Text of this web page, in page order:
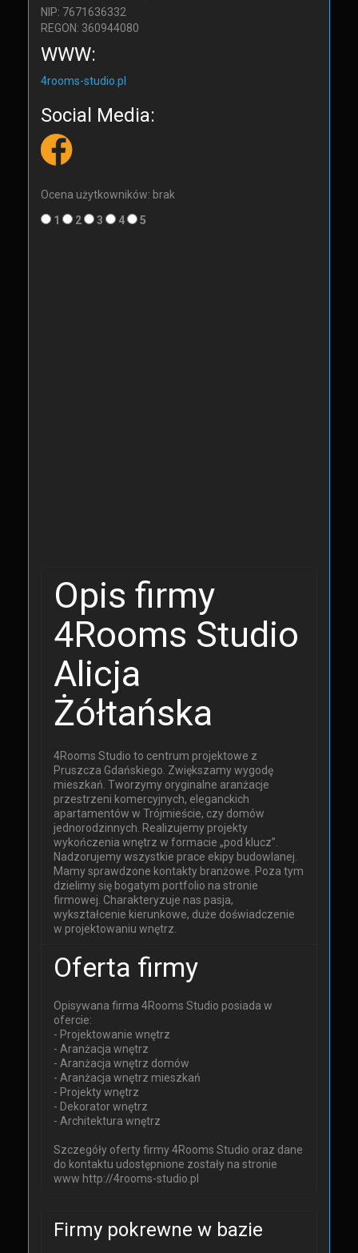
NIP: 7671636332
REGON: 360944080
WWW:
4rooms-studio.pl
Social Media:
Ocena użytkowników: brak
1
2 3 4 5
Opis firmy
4Rooms Studio
Alicja
Żółtańska
4Rooms Studio to centrum projektowe z
Pruszcza Gdańskiego. Zwiększamy wygodę
mieszkań. Tworzymy oryginalne aranżacje
przestrzeni komercyjnych, eleganckich
apartamentów w Trójmieście, czy domów
jednorodzinnych. Realizujemy projekty
wykończenia wnętrz w formacie „pod klucz”.
Nadzorujemy wszystkie prace ekipy budowlanej.
Mamy sprawdzone kontakty branżowe. Poza tym
dzielimy się bogatym portfolio na stronie
firmowej. Charakteryzuje nas pasja,
wykształcenie kierunkowe, duże doświadczenie
w projektowaniu wnętrz.
Oferta firmy
Opisywana firma 4Rooms Studio posiada w
ofercie:
- Projektowanie wnętrz
- Aranżacja wnętrz
- Aranżacja wnętrz domów
- Aranżacja wnętrz mieszkań
- Projekty wnętrz
- Dekorator wnętrz
- Architektura wnętrz
Szczegóły oferty firmy 4Rooms Studio oraz dane
do kontaktu udostępnione zostały na stronie
www http://4rooms-studio.pl
Firmy pokrewne w bazie